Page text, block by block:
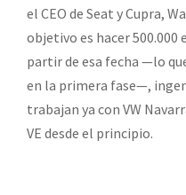
el CEO de Seat y Cupra,
objetivo es hacer
partir de esa fecha —lo
en la primera fase—,
trabajan ya con VW
VE desde el principio.